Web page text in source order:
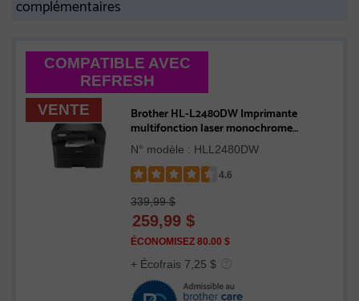
COMPATIBLE AVEC
REFRESH
VENTE
Brother HL-L2480DW Imprimante
multifonction laser monochrome
compacte compatible avec Refresh, avec
impression, copie et numérisation
mobiles et cartouche de 700 pages
N° modèle : HLL2480DW
4.6
4.6
out
of
stars
339,99 $
259,99 $
ÉCONOMISEZ 80.00 $
+ Écofrais 7,25 $